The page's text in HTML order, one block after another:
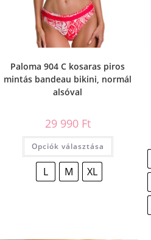
Paloma 904 C kosaras piros
mintás bandeau bikini, normál
alsóval
29 990 Ft
Opciók választása
L M XL